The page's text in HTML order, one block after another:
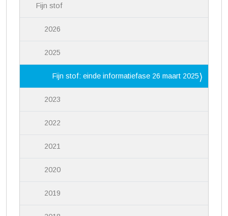
Fijn stof
2026
2025
Fijn stof: einde informatiefase 26 maart 2025
2023
2022
2021
2020
2019